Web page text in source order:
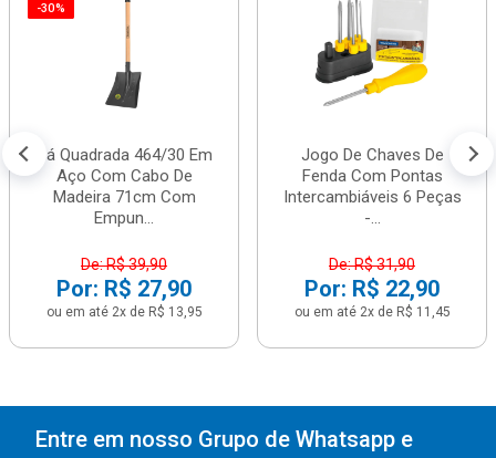
-30%
Pá Quadrada 464/30 Em
Aço Com Cabo De
Madeira 71cm Com
Empun...
De: R$ 39,90
Por: R$ 27,90
ou em até 2x de R$ 13,95
Jogo De Chaves De
Fenda Com Pontas
Intercambiáveis 6 Peças
-...
De: R$ 31,90
Por: R$ 22,90
ou em até 2x de R$ 11,45
Entre em nosso Grupo de Whatsapp e